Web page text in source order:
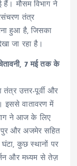
हैं। मौसम विभाग ने
तंत्र
हुआ है, जिसका
जा रहा है।
7 मई तक के
उत्तर-पूर्वी और
इससे वातावरण में
ने आज के लिए
और अजमेर सहित
कुछ स्थानों पर
और मध्यम से तेज़